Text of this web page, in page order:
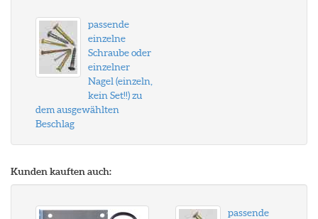
passende
einzelne
Schraube oder
einzelner
Nagel (einzeln,
kein Set!!) zu
dem ausgewählten
Beschlag
Kunden kauften auch:
passende